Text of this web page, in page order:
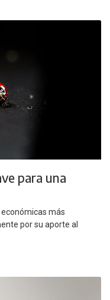
para una
más
por su aporte al